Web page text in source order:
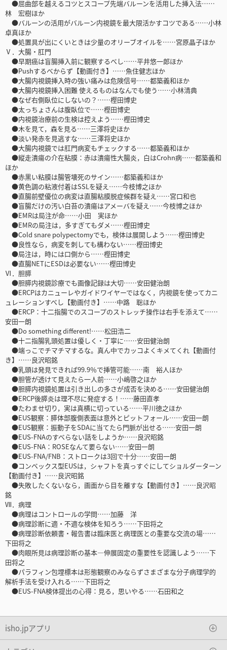
●屈曲部を越えるコツとスコープ先端バルーンを活用した挿入法……
林 宏樹ほか
●バルーンの活用がバルーン内視鏡を最大限活かすコツである……小林
卓真ほか
●処置具が出にくいときは少量のオリーブオイルを……宮原晶子ほか
Ⅴ．大腸・肛門
●早期癌は盲腸挿入前に観察するべし……平井悠一郎ほか
●Pushするべからず【動画付き】……魚住健志ほか
●大腸内視鏡挿入時の強い痛みは危険信号……都築義和ほか
●大腸内視鏡挿入困難 使えるものはなんでも使う……小林清典
●なぜ右側臥位にしないの？……樫田博史
●太っちょさんは腹臥位で……樫田博史
●内視鏡治療前の生検は控えよう……樫田博史
●木を見て，森を見る……三澤将史ほか
●淡い発赤を見逃すな……三澤将史ほか
●大腸内視鏡では肛門病変もチェックする……都築義和ほか
●縦走潰瘍の介在粘膜：赤は潰瘍性大腸炎，白はCrohn病……都築義和
ほか
●赤黒い粘膜は腸管壊死のサイン……都築義和ほか
●黄色調の粘液付着はSSLを疑え……今枝博之ほか
●直腸前壁優位の病変は直腸粘膜脱症候群を疑え……宮口和也
●盲腸だけの汚い白苔の潰瘍はアメーバを疑え……今枝博之ほか
●EMRは局注が命……小田 実ほか
●EMRの局注は，多すぎてもダメ……樫田博史
●Cold snare polypectomyでも，検体は展開しよう……樫田博史
●良性なら，病変を刺しても構わない……樫田博史
●局注は，時には口側から……樫田博史
●直腸NETにESDは必要ない……樫田博史
Ⅵ．胆膵
●胆膵内視鏡診療でも画像記録は大切……安田健治朗
●ERCPはカニューレやガイドワイヤーではなく，内視鏡を使ってカニ
ュレーションすべし【動画付き】……中路 聡ほか
●ERCP：十二指腸でのスコープのストレッチ操作は右手を添えて……
安田一朗
●Do something different!……松田浩二
●十二指腸乳頭処置は優しく・丁寧に……安田健治朗
●端っこでチマチマするな。真ん中でカッコよくキメてくれ【動画付
き】……良沢昭銘
●乳頭は発見できれば99.9％で挿管可能……南 裕人ほか
●胆管が透けて見えたら一人前……小嶋啓之ほか
●胆膵内視鏡処置は引き出しの多さが成否を決める……安田健治朗
●ERCP後膵炎は理不尽に発症する！……藤田直孝
●たわませ切り，実は真横に切っている……平川徳之ほか
●EUS観察：膵体部腹側表面は意外とピットフォール……安田一朗
●EUS観察：振動子をSDAに当てたら門脈が出せる……安田一朗
●EUS-FNAのすべらない話をしようか……良沢昭銘
●EUS-FNA：ROSEなんて要らない……安田一朗
●EUS-FNA/FNB：ストロークは3回で十分……安田一朗
●コンベックス型EUSは，シャフトを真っすぐにしてショルダーターン
【動画付き】……良沢昭銘
●失敗したくないなら，画面から目を離すな【動画付き】……良沢昭
銘
Ⅶ．病理
●病理はコントロールの学問……加藤 洋
●病理診断に適・不適な検体を知ろう……下田将之
●病理診断依頼書・報告書は臨床医と病理医との重要な交流の場……
下田将之
●肉眼所見は病理診断の基本―伸展固定の重要性を認識しよう……下
田将之
●パラフィン包埋標本は形態観察のみならずさまざまな分子病理学的
解析手法を受け入れる……下田将之
●EUS-FNA検体提出の心得：見る，思いやる……石田和之
isho.jpアプリ